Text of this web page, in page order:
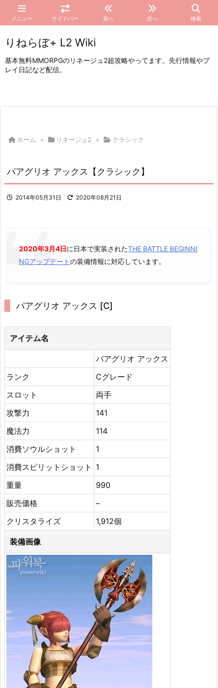
メニュー サイドバー 前へ 次へ 検索
りねらぼ+ L2 Wiki
基本無料MMORPGのリネージュ2超攻略やってます。先行情報やプ
レイ日記など配信。
ホーム > リネージュ2 > クラシック
パアグリオ アックス【クラシック】
2014年05月31日 2020年08月21日
2020年3月4日に日本で実装されたTHE BATTLE BEGINNI
NGアップデートの装備情報に対応しています。
パアグリオ アックス [C]
アイテム名
パアグリオ アックス
ランク
Cグレード
スロット
両手
攻撃力
141
魔法力
114
消費ソウルショット
1
消費スピリットショット
1
重量
990
販売価格
–
クリスタライズ
1,912個
装備画像